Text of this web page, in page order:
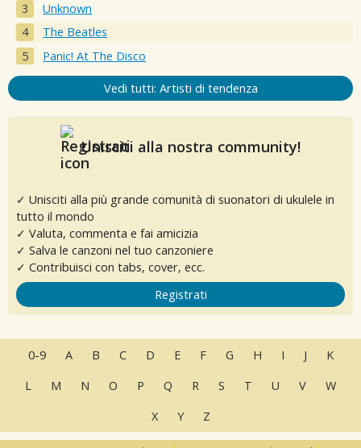
Unknown
The Beatles
Panic! At The Disco
Vedi tutti: Artisti di tendenza
Unisciti alla nostra community!
✓ Unisciti alla più grande comunità di suonatori di ukulele in
tutto il mondo
✓ Valuta, commenta e fai amicizia
✓ Salva le canzoni nel tuo canzoniere
✓ Contribuisci con tabs, cover, ecc.
Registrati
0-9 A B C D E F G H I J
K
L
M N O P Q R S T U V
W
X
Y Z